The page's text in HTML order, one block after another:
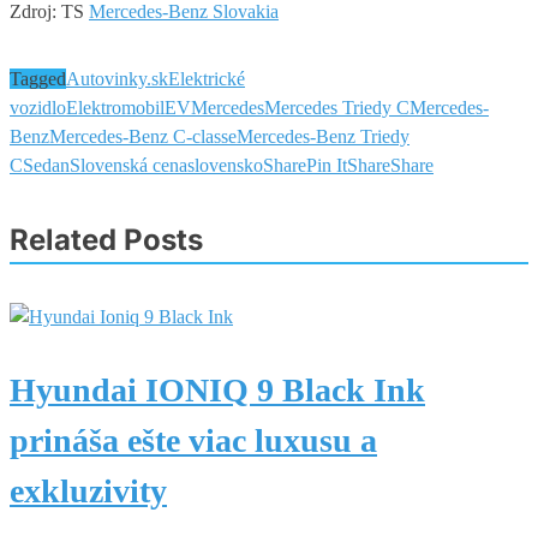
Zdroj: TS Mercedes-Benz Slovakia
TaggedAutovinky.skElektrické
vozidloElektromobilEVMercedesMercedes Triedy CMercedes-
BenzMercedes-Benz C-classeMercedes-Benz Triedy
CSedanSlovenská cenaslovenskoSharePin ItShareShare
Related Posts
Hyundai IONIQ 9 Black Ink
prináša ešte viac luxusu a
exkluzivity